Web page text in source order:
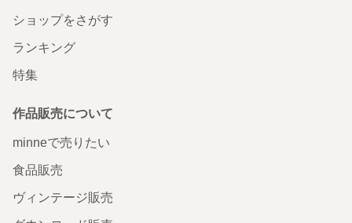
ショップをさがす
ランキング
特集
作品販売について
minneで売りたい
食品販売
ヴィンテージ販売